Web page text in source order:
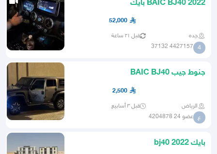
BAIC BJ40 2022 بايك
52,000
جده قبل ٢١ ساعة
4
4427157 37132
جنوط جيب BAIC BJ40
2,500
الرياض قبل ٣ أسابيع
ع عضو 24 4204878
بايك bj40 2022